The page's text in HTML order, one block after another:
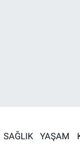
SAĞLIK YAŞAM